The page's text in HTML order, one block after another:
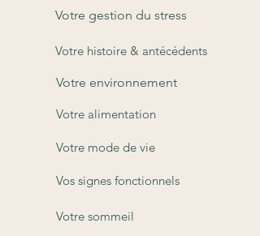
Votre gestion du stress
Votre histoire & antécédents
Votre environnement
Votre alimentation
Vos signes fonctionnels
Votre mode de vie
Votre sommeil